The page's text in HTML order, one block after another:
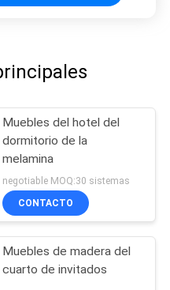
Muebles del hotel del
dormitorio de la
melamina
negotiable MOQ:30 sistemas
CONTACTO
Muebles de madera del
cuarto de invitados